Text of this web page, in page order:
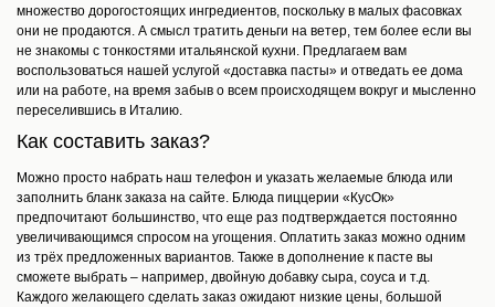
множество дорогостоящих ингредиентов, поскольку в малых фасовках
они не продаются. А смысл тратить деньги на ветер, тем более если вы
не знакомы с тонкостями итальянской кухни. Предлагаем вам
воспользоваться нашей услугой «доставка пасты» и отведать ее дома
или на работе, на время забыв о всем происходящем вокруг и мысленно
переселившись в Италию.
Как составить заказ?
Можно просто набрать наш телефон и указать желаемые блюда или
заполнить бланк заказа на сайте. Блюда пиццерии «КусОк»
предпочитают большинство, что еще раз подтверждается постоянно
увеличивающимся спросом на угощения. Оплатить заказ можно одним
из трёх предложенных вариантов. Также в дополнение к пасте вы
сможете выбрать – например, двойную добавку сыра, соуса и т.д.
Каждого желающего сделать заказ ожидают низкие цены, большой